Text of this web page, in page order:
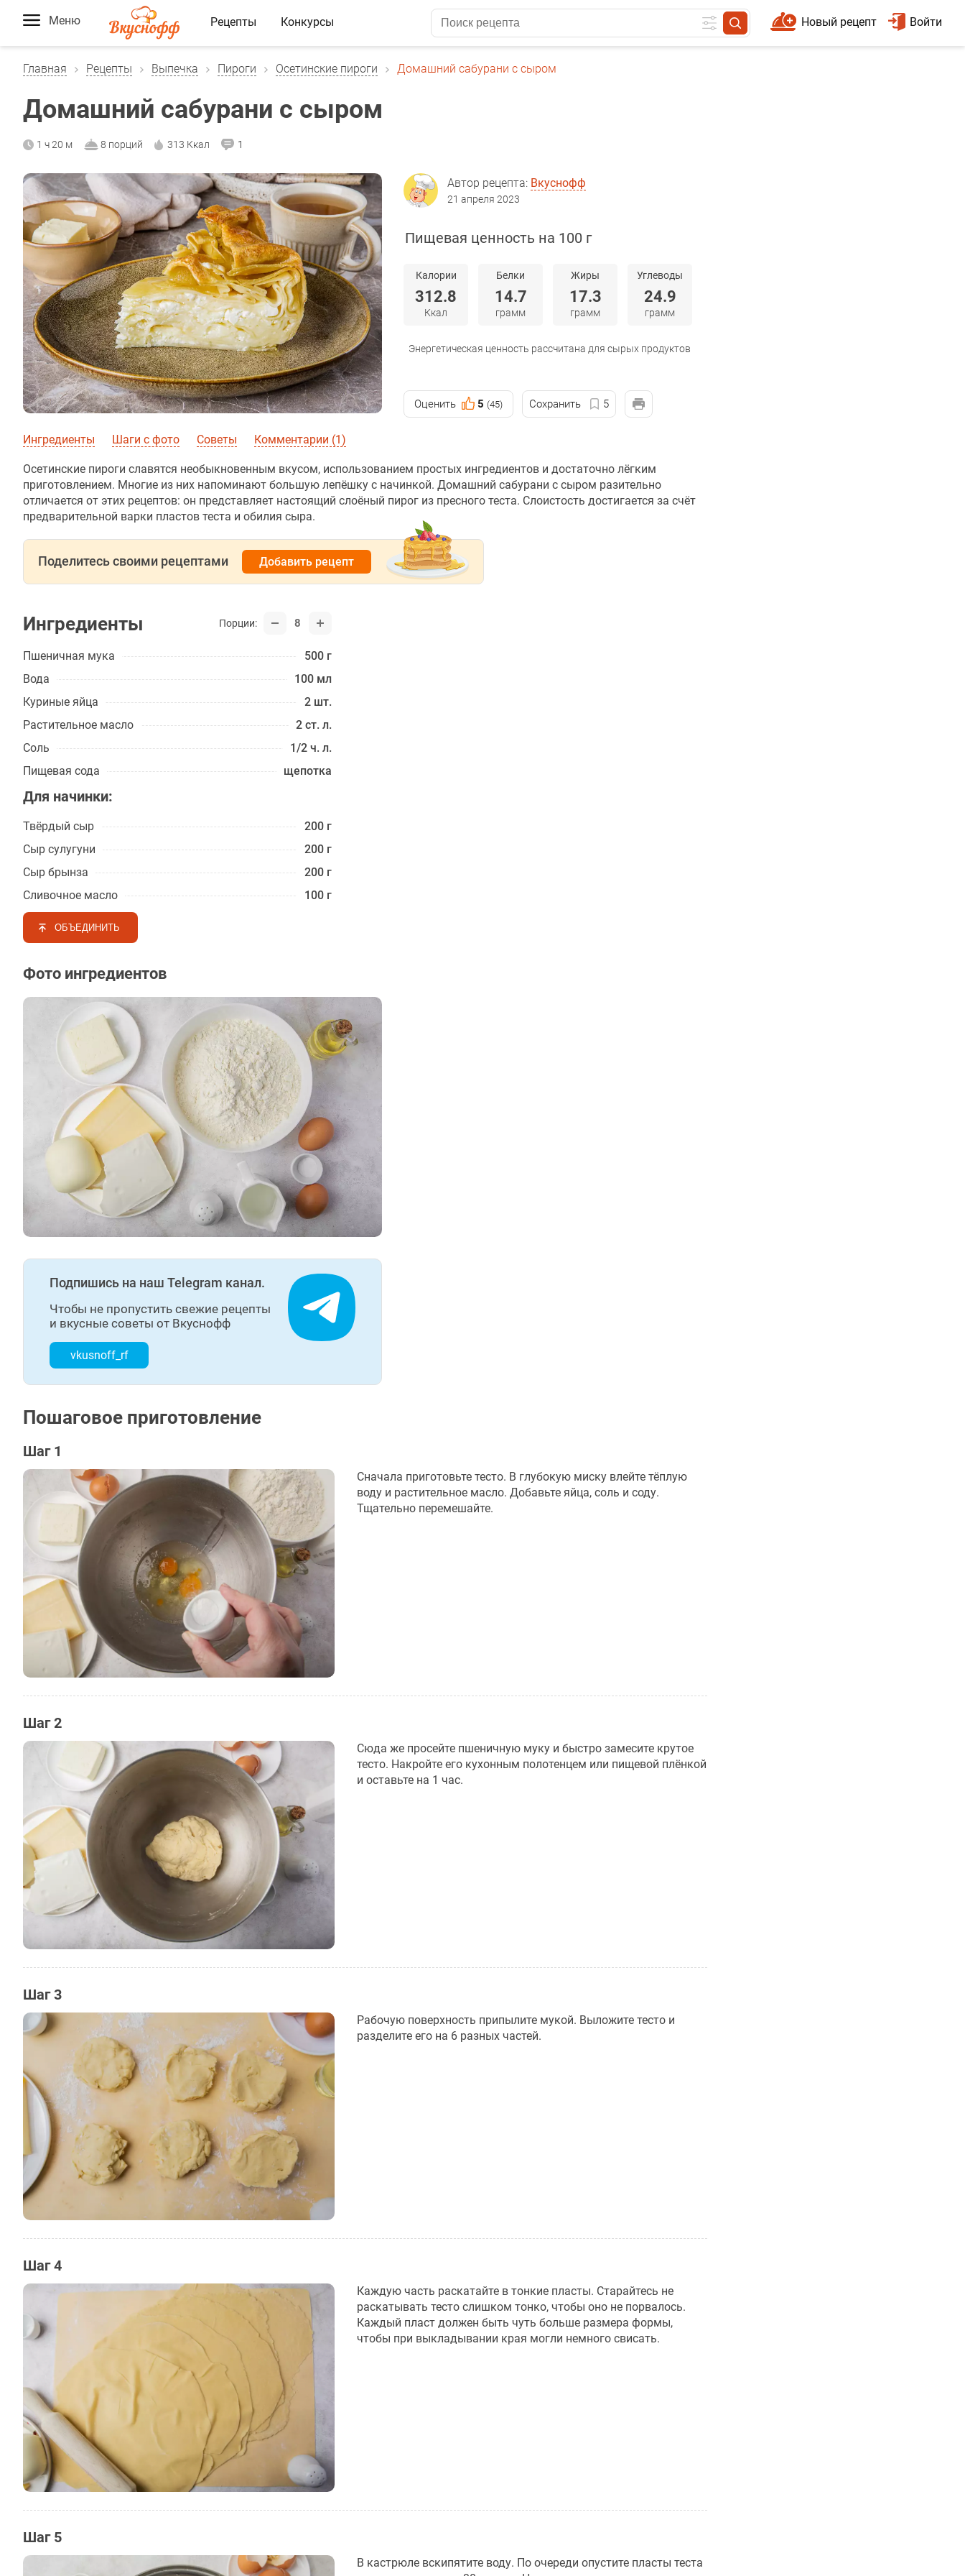
Меню Рецепты Конкурсы Войти
Новый рецепт
Главная Рецепты Выпечка Пироги Осетинские пироги Домашний сабурани с сыром
Домашний сабурани с сыром
1 ч 20 м 8 порций 313 Ккал 1
Автор рецепта: Вкуснофф
21 апреля 2023
Пищевая ценность на 100 г
Калории
312.8
Ккал
Белки
14.7
грамм
Жиры
17.3
грамм
Углеводы
24.9
грамм
Энергетическая ценность рассчитана для сырых продуктов
Оценить 5 (45) Сохранить 5
Ингредиенты Шаги с фото Советы Комментарии (1)
Осетинские пироги славятся необыкновенным вкусом, использованием простых ингредиентов и достаточно лёгким
приготовлением. Многие из них напоминают большую лепёшку с начинкой. Домашний сабурани с сыром разительно
отличается от этих рецептов: он представляет настоящий слоёный пирог из пресного теста. Слоистость достигается за счёт
предварительной варки пластов теста и обилия сыра.
Поделитесь своими рецептами Добавить рецепт
Ингредиенты Порции: 8
Пшеничная мука
500 г
Вода
100 мл
Куриные яйца
2 шт.
Растительное масло
2 ст. л.
Соль
1/2 ч. л.
Пищевая сода
щепотка
Для начинки:
Твёрдый сыр
200 г
Сыр сулугуни
200 г
Сыр брынза
200 г
Сливочное масло
100 г
ОБЪЕДИНИТЬ
Фото ингредиентов
Подпишись на наш Telegram канал.
Чтобы не пропустить свежие рецепты
и вкусные советы от Вкуснофф
vkusnoff_rf
Пошаговое приготовление
Шаг 1
Сначала приготовьте тесто. В глубокую миску влейте тёплую
воду и растительное масло. Добавьте яйца, соль и соду.
Тщательно перемешайте.
Шаг 2
Сюда же просейте пшеничную муку и быстро замесите крутое
тесто. Накройте его кухонным полотенцем или пищевой плёнкой
и оставьте на 1 час.
Шаг 3
Рабочую поверхность припылите мукой. Выложите тесто и
разделите его на 6 разных частей.
Шаг 4
Каждую часть раскатайте в тонкие пласты. Старайтесь не
раскатывать тесто слишком тонко, чтобы оно не порвалось.
Каждый пласт должен быть чуть больше размера формы,
чтобы при выкладывании края могли немного свисать.
Шаг 5
В кастрюле вскипятите воду. По очереди опустите пласты теста